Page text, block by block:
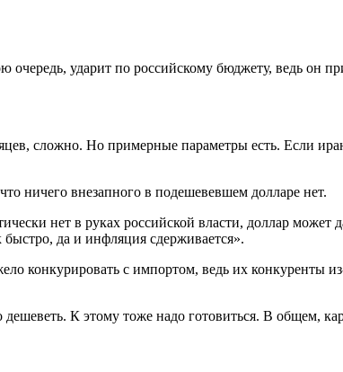
ударит по российскому бюджету, ведь он
сложно. Но примерные параметры есть. Если
ничего внезапного в подешевевшем долларе нет.
нет в руках российской власти, доллар может
да и инфляция сдерживается».
конкурировать с импортом, ведь их конкуренты
К этому тоже надо готовиться. В общем,